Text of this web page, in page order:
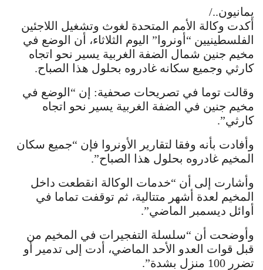
يمانيون../
أكدت وكالة الأمم المتحدة لغوث وتشغيل اللاجئين
الفلسطينيين “أونروا” اليوم الثلاثاء، أن الوضع في
مخيم جنين شمال الضفة الغربية يسير نحو اتجاه
كارثي وجميع سكانه غادروه بحلول هذا الصباح.
وقالت توما في تصريحات صحفية: إن “الوضع في
مخيم جنين في الضفة الغربية يسير نحو اتجاه
كارثي”.
وأفادت بأنه وفقا لتقارير الأونروا فإن “جميع سكان
المخيم غادروه بحلول هذا الصباح”.
وأشارت إلى أن “خدمات الوكالة انقطعت داخل
المخيم لعدة أشهر متتالية، ثم توقفت تماما في
أوائل ديسمبر الماضي”.
وأوضحت أن “سلسلة التفجيرات في المخيم من
قبل قوات العدو الأحد الماضي، أدت إلى تدمير أو
تضرر 100 منزل بشدة”.